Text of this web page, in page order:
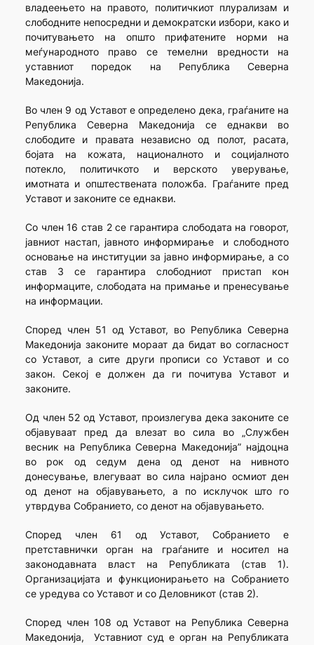
владеењето на правото, политичкиот плурализам и
слободните непосредни и демократски избори, како и
почитувањето на општо прифатените норми на
меѓународното право се темелни вредности на
уставниот поредок на Република Северна
Македонија.
Во член 9 од Уставот е определено дека, граѓаните на
Република Северна Македонија се еднакви во
слободите и правата независно од полот, расата,
бојата на кожата, националното и социјалното
потекло, политичкото и верското уверување,
имотната и општествената положба. Граѓаните пред
Уставот и законите се еднакви.
Со член 16 став 2 се гарантира слободата на говорот,
јавниот настап, јавното информирање и слободното
основање на институции за јавно информирање, а со
став 3 се гарантира слободниот пристап кон
информаците, слободата на примање и пренесување
на информации.
Според член 51 од Уставот, во Република Северна
Македонија законите мораат да бидат во согласност
со Уставот, а сите други прописи со Уставот и со
закон. Секој е должен да ги почитува Уставот и
законите.
Од член 52 од Уставот, произлегува дека законите се
објавуваат пред да влезат во сила во „Службен
весник на Република Северна Македонија” најдоцна
во рок од седум дена од денот на нивното
донесување, влегуваат во сила најрано осмиот ден
од денот на објавувањето, а по исклучок што го
утврдува Собранието, со денот на објавувањето.
Според член 61 од Уставот, Собранието е
претставнички орган на граѓаните и носител на
законодавната власт на Републиката (став 1).
Организацијата и функционирањето на Собранието
се уредува со Уставот и со Деловникот (став 2).
Според член 108 од Уставот на Република Северна
Македонија, Уставниот суд е орган на Републиката